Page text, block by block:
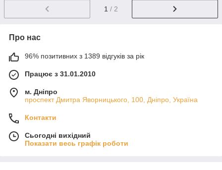
1 / 2
Про нас
96% позитивних з 1389 відгуків за рік
Працює з 31.01.2010
м. Дніпро
проспект Дмитра Яворницького, 100, Дніпро, Україна
Контакти
Сьогодні вихідний
Показати весь графік роботи